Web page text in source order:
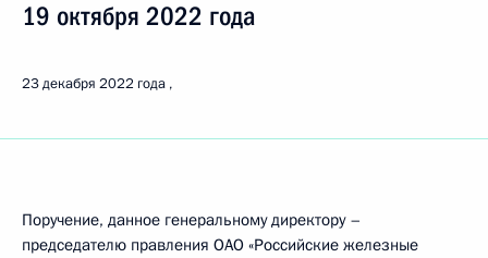
19 октября 2022 года
23 декабря 2022 года
Поручение, данное генеральному директору –
председателю правления ОАО «Российские железные